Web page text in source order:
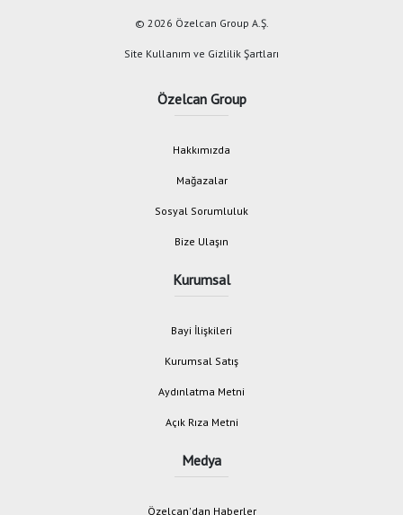
© 2026 Özelcan Group A.Ş.
Site Kullanım ve Gizlilik Şartları
Özelcan Group
Hakkımızda
Mağazalar
Sosyal Sorumluluk
Bize Ulaşın
Kurumsal
Bayi İlişkileri
Kurumsal Satış
Aydınlatma Metni
Açık Rıza Metni
Medya
Özelcan'dan Haberler